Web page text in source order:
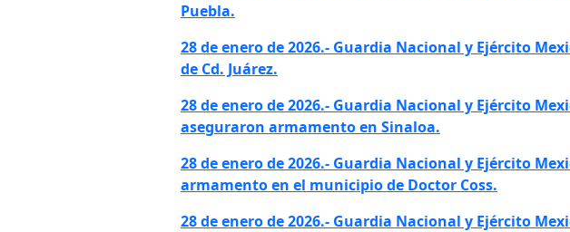
Puebla.
28 de enero de 2026.- Guardia Nacional y Ejército
de Cd. Juárez.
28 de enero de 2026.- Guardia Nacional y Ejército
aseguraron armamento en Sinaloa.
28 de enero de 2026.- Guardia Nacional y Ejército
armamento en el municipio de Doctor Coss.
28 de enero de 2026.- Guardia Nacional y Ejército